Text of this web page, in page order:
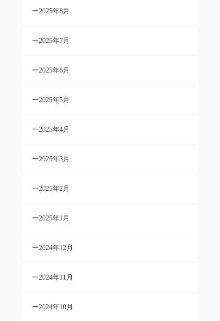
2025年8月
2025年7月
2025年6月
2025年5月
2025年4月
2025年3月
2025年2月
2025年1月
2024年12月
2024年11月
2024年10月